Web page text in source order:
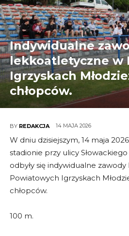
Indywidualne
lekkoatletyczne w
Igrzyskach
chłopców.
BY REDAKCJA 14 MAJA 2026
W dniu dzisiejszym, 14 maja
stadionie przy ulicy
odbyły się indywidualne
Powiatowych Igrzyskach
chłopców.
100 m.